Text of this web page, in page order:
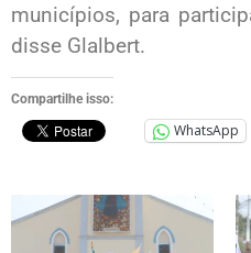
municípios, para
disse Glalbert.
Compartilhe isso:
WhatsApp